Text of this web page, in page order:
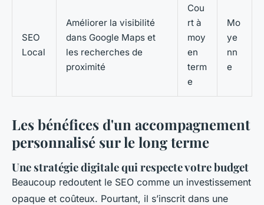
SEO
Local
Améliorer la visibilité
dans Google Maps et
les recherches de
proximité
Cou
rt à
moy
en
term
e
Mo
ye
nn
e
Les bénéfices d'un accompagnement
personnalisé sur le long terme
Une stratégie digitale qui respecte votre budget
Beaucoup redoutent le SEO comme un investissement
opaque et coûteux. Pourtant, il s’inscrit dans une